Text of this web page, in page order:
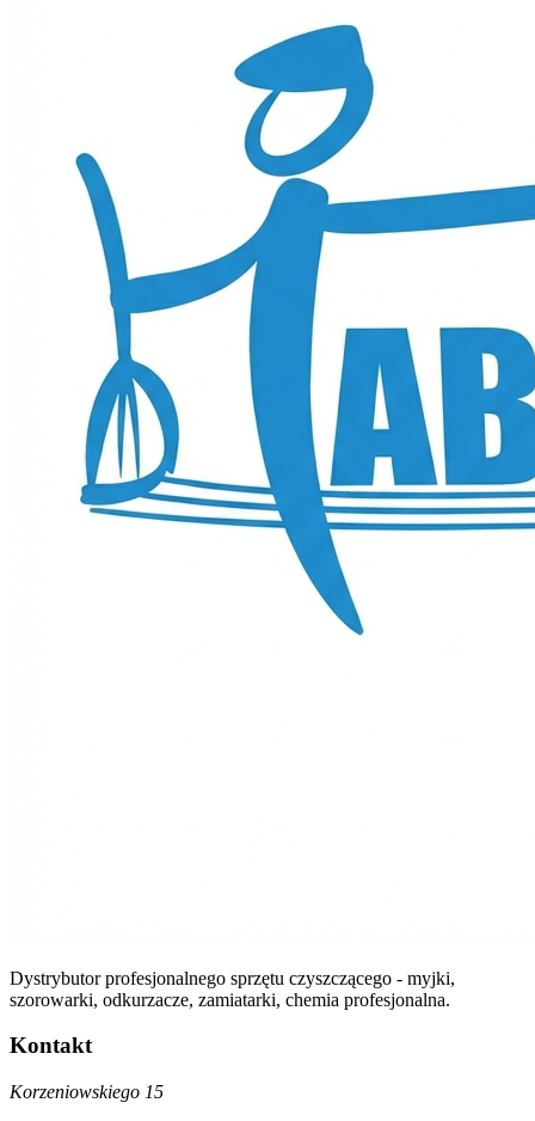
Dystrybutor profesjonalnego sprzętu czyszczącego - myjki,
szorowarki, odkurzacze, zamiatarki, chemia profesjonalna.
Kontakt
Korzeniowskiego 15